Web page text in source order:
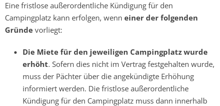
Eine fristlose außerordentliche Kündigung für den
Campingplatz kann erfolgen, wenn einer der folgenden
Gründe vorliegt:
Die Miete für den jeweiligen Campingplatz wurde
erhöht. Sofern dies nicht im Vertrag festgehalten wurde,
muss der Pächter über die angekündigte Erhöhung
informiert werden. Die fristlose außerordentliche
Kündigung für den Campingplatz muss dann innerhalb